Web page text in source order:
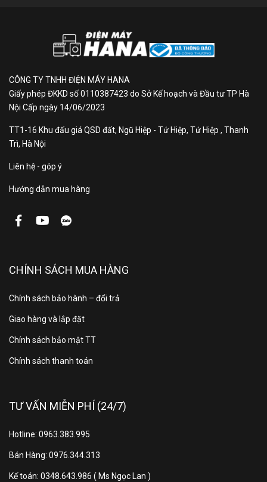
Dễ sử dụng, chăm sóc
quần áo hàng ngày
Quần áo vô trùng 99% và
năm
DUAL TrueSteam™ áp dụng lượng hơi nước phù hợp
CÔNG TY TNHH ĐIỆN MÁY HANA
Giấy phép ĐKKD số 0110387423 do Sở Kế hoạch và Đầu tư TP Hà
Nội Cấp ngày 14/06/2023
TT1-16 Khu đấu giá QSD đất, Ngũ Hiệp - Tứ Hiệp, Tứ Hiệp , Thanh
Trì, Hà Nội
Liên hệ - góp ý
Hướng dẫn mua hàng
CHÍNH SÁCH MUA HÀNG
Chính sách bảo hành – đổi trả
Giao hàng và lắp đặt
Chính sách bảo mật TT
Chính sách thanh toán
TƯ VẤN MIỄN PHÍ (24/7)
Hotline: 0963.383.995
Bán Hàng: 0976.344.313
Kế toán: 0348.643.986 ( Ms Ngọc Lan )